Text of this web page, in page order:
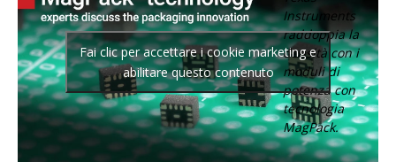
Instruments
raddoppia la
densità con i
moduli di
potenza con
tecnologia
MagPack.
Fai clic per accettare i cookie marketing e
abilitare questo contenuto